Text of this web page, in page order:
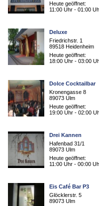
Heute geöffnet:
11:00 Uhr - 01:00
Deluxe
Friedrichstr. 1
89518 Heidenheim
Heute geöffnet:
18:00 Uhr - 03:00
Dolce Cocktailbar
Kronengasse 8
89073 Ulm
Heute geöffnet:
19:00 Uhr - 02:00
Drei Kannen
Hafenbad 31/1
89073 Ulm
Heute geöffnet:
11:00 Uhr - 00:00
Eis Café Bar P3
Glöcklerstr. 5
89073 Ulm